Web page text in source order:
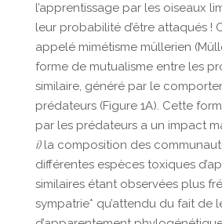
l’apprentissage par les oiseaux
leur probabilité d’être attaqués !
appelé mimétisme müllerien
forme de mutualisme entre les
similaire, généré par le
prédateurs (Figure 1A). Cette
par les prédateurs a un impact
i)la composition des
différentes espèces toxiques
similaires étant observées plus
sympatrie* qu’attendu du fait de